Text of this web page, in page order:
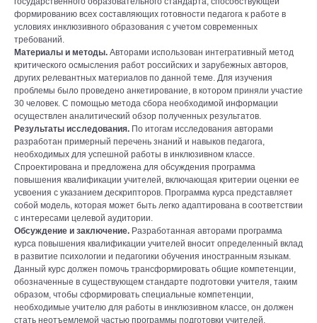
формированию всех составляющих готовности педагога к работе в
условиях инклюзивного образования с учетом современных
требований.
Материалы и методы. Авторами использован интегративный метод
критического осмысления работ российских и зарубежных авторов,
других релевантных материалов по данной теме. Для изучения
проблемы было проведено анкетирование, в котором приняли участие
30 человек. С помощью метода сбора необходимой информации
осуществлен аналитический обзор полученных результатов.
Результаты исследования. По итогам исследования авторами
разработан примерный перечень знаний и навыков педагога,
необходимых для успешной работы в инклюзивном классе.
Спроектирована и предложена для обсуждения программа
повышения квалификации учителей, включающая критерии оценки ее
усвоения с указанием дескрипторов. Программа курса представляет
собой модель, которая может быть легко адаптирована в соответствии
с интересами целевой аудитории.
Обсуждение и заключение. Разработанная авторами программа
курса повышения квалификации учителей вносит определенный вклад
в развитие психологии и педагогики обучения иностранным языкам.
Данный курс должен помочь трансформировать общие компетенции,
обозначенные в существующем стандарте подготовки учителя, таким
образом, чтобы сформировать специальные компетенции,
необходимые учителю для работы в инклюзивном классе, он должен
стать неотъемлемой частью программы подготовки учителей.